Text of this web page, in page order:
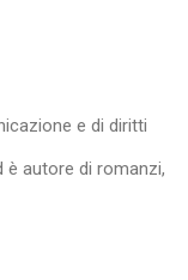
e di diritti
è autore di romanzi,